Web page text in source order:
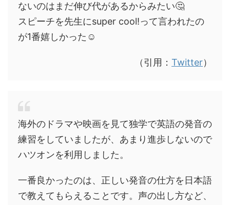
ないのはまだ伸び代があるからみたい🤔
スピーチを先生にsuper cool!って言われたの
が1番嬉しかった☺️
（引用： Twitter）
海外のドラマや映画を見て独学で英語の発音の
練習をしていましたが、あまり進歩しないので
ハツオンを利用しました。
一番良かったのは、正しい発音の仕方を日本語
で教えてもらえることです。声の出し方など、